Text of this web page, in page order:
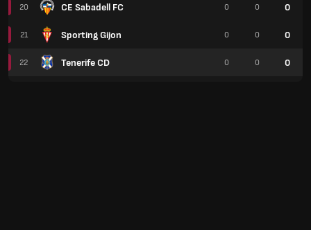
20 CE Sabadell FC
21 Sporting Gijon
22 Tenerife CD
0 0 0
0 0 0
0 0 0